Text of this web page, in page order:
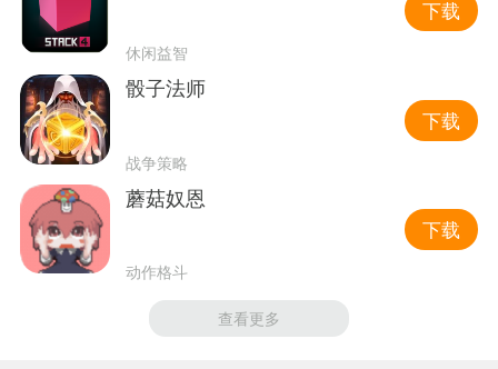
休闲益智
下载
骰子法师
战争策略
下载
蘑菇奴恩
动作格斗
下载
查看更多